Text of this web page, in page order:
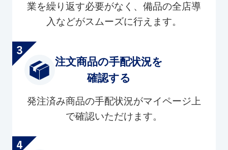
業を繰り返す必要がなく、備品の全店導
入などがスムーズに行えます。
注文商品の手配状況を
確認する
発注済み商品の手配状況がマイページ上
で確認いただけます。